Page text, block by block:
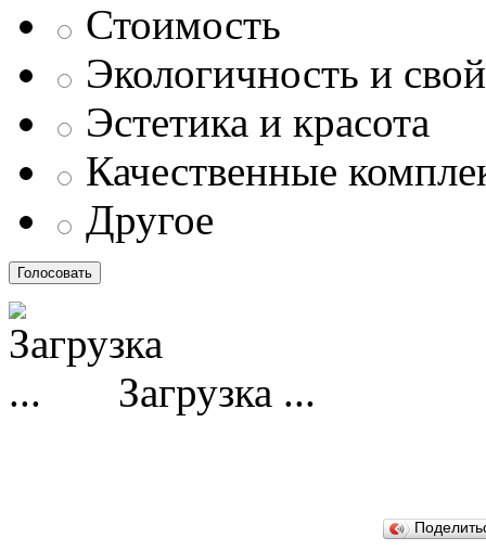
Стоимость
Экологичность и
Эстетика и красота
Качественные
Другое
Загрузка ...